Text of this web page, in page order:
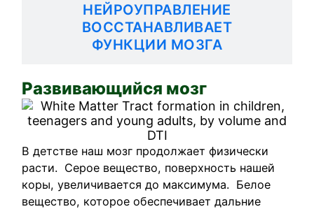
НЕЙРОУПРАВЛЕНИЕ
ВОССТАНАВЛИВАЕТ
ФУНКЦИИ МОЗГА
Развивающийся мозг
В детстве наш мозг продолжает физически
расти. Серое вещество, поверхность нашей
коры, увеличивается до максимума. Белое
вещество, которое обеспечивает дальние